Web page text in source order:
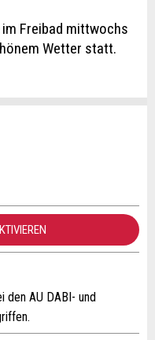
Freibad mittwochs
Wetter statt.
weiter.
den AU DABI- und